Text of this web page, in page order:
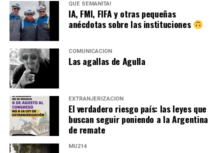
QUÉ SEMANITA!
IA, FMI, FIFA y otras pequeñas
anécdotas sobre las instituciones
COMUNICACIÓN
Las agallas de Agulla
EXTRANJERIZACIÓN
El verdadero riesgo país: las leyes que
buscan seguir poniendo a la Argentina
de remate
MU214